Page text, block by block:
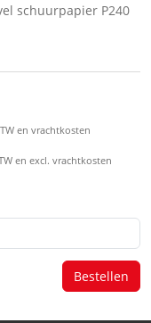
schuurpapier P240
en vrachtkosten
en excl. vrachtkosten